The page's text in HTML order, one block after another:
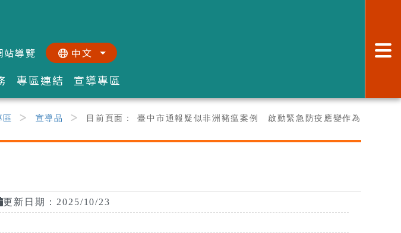
站導覽 中文
專區連結 宣導專區
區 宣導品 目前頁面： 臺中市通報疑似非洲豬瘟案例 啟動緊急防疫應變作為
更新日期：2025/10/23